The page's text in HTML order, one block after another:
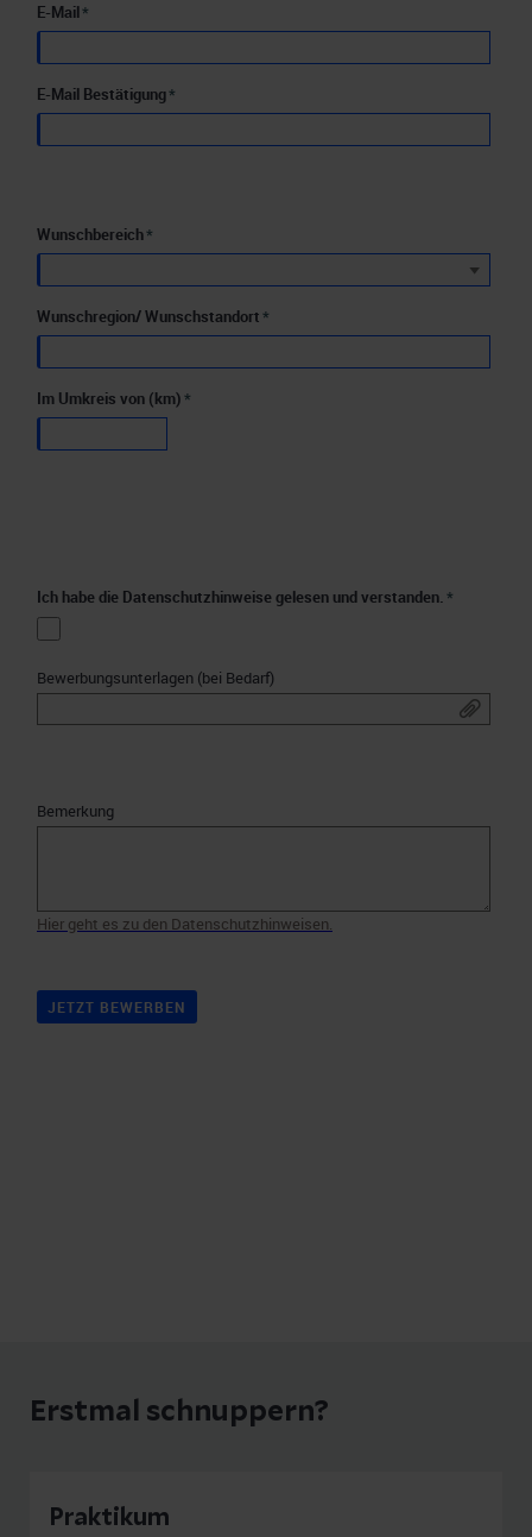
Erstmal schnuppern?
Praktikum